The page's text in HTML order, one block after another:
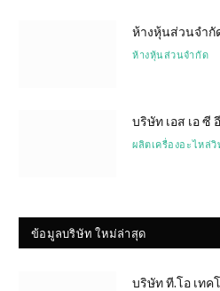
ห้างหุ้นส่วนจำกั
ห้างหุ้นส่วนจำกัด
บริษัท เอส เอ ซี
ผลิตเครื่องอะไหล่
ข้อมูลบริษัท ใหม่ล่าสุด
บริษัท ที.โอ เท